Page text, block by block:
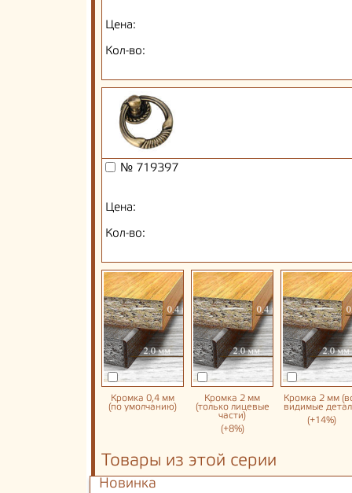
Цена:
Кол-во:
№ 719397
Цена:
Кол-во:
Кромка 0,4 мм
(по умолчанию)
Кромка 2 мм
(только лицевые
части)
(+8%)
Кромка 2 мм
видимые
(+14%)
Товары из этой серии
Новинка